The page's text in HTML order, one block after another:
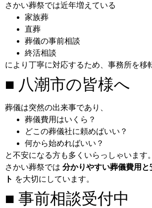
さかい葬祭では近年増えている
家族葬
直葬
葬儀の事前相談
終活相談
により丁寧に対応するため、事務所を移
■ 八潮市の皆様へ
葬儀は突然の出来事であり、
葬儀費用はいくら？
どこの葬儀社に頼めばいい？
何から始めればいい？
と不安になる方も多くいらっしゃいます。
さかい葬祭では 分かりやすい葬儀費用
ト を大切にしています。
■ 事前相談受付中